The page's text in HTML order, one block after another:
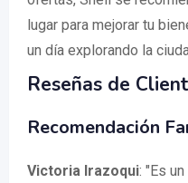
lugar para mejorar tu
un día explorando la
Reseñas de
Recomendación
Victoria Irazoqui: "Es